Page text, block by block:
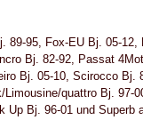
89-95, Fox-EU Bj. 05-
Bj. 82-92, Passat
Bj. 05-10, Scirocco
quattro Bj.
Bj. 96-01 und